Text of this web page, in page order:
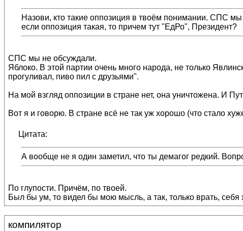
Назови, кто такие оппозиция в твоём понимании. СПС
если оппозиция такая, то причем тут "ЕдРо", Президент?
СПС мы не обсуждали.
Яблоко. В этой партии очень много народа, не только
прогуливал, пиво пил с друзьями".
На мой взгляд оппозиции в стране нет, она уничтожена. И
Вот я и говорю. В стране всё не так уж хорошо (что стало
Цитата:
А вообще не я один заметил, что ты демагог редкий.
По глупости. Причём, по твоей.
Был бы ум, то видел бы мою мысль, а так, только врать, себя
компилятор